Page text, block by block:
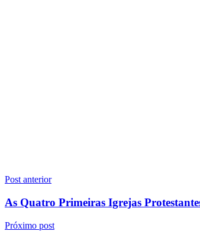
Navegação
de
Post
Post anterior
As Quatro Primeiras Igrejas
Próximo post